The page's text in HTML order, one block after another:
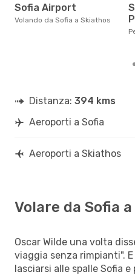
Sofia Airport
Volando da Sofia a Skiathos
Skiathos Alexandros
Distanza: 394 kms
Aeroporti a Sofia
Aeroporti a Skiathos
Volare da Sofia
Oscar Wilde una volta
viaggia senza rimpianti".
lasciarsi alle spalle Sofia